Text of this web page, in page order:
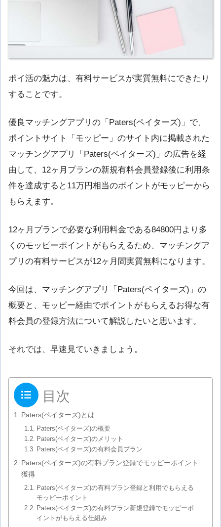
ポイ活の魅力は、有料サービスが実質無料にできたり
することです。
優良マッチングアプリの「Paters(ペイターズ)」で、
ポイントサイト「モッピー」のサイト内に掲載された
マッチングアプリ「Paters(ペイターズ)」の広告を経
由して、12ヶ月プランの新規有料会員登録後に利用条
件を達成すると11万円相当のポイントがモッピーから
もらえます。
12ヶ月プランで必要な利用料金である84800円より多
くのモッピーポイントがもらえるため、マッチングア
プリの有料サービスが12ヶ月間実質無料になります。
今回は、マッチングアプリ「Paters(ペイターズ)」の
概要と、モッピー経由でポイントがもらえるお得な有
料会員の登録方法について解説したいと思います。
それでは、早速見ていきましょう。
目次
Paters(ペイターズ)とは
Paters(ペイターズ)の概要
Paters(ペイターズ)のメリット
Paters(ペイターズ)の有料会員プラン
Paters(ペイターズ)の有料プラン登録でモッピーポイント
獲得
Paters(ペイターズ)の有料プラン登録と利用でもらえる
モッピーポイント
Paters(ペイターズ)の有料プラン新規登録でモッピーポ
イントがもらえる仕組み